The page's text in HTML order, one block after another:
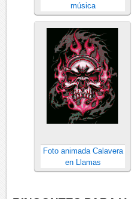
música
Foto animada Calavera
en Llamas